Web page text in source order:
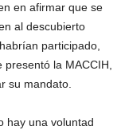
en afirmar que se
al descubierto
participado,
la MACCIH,
su mandato.
hay una voluntad